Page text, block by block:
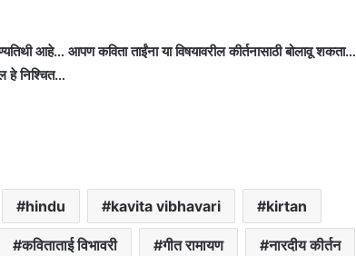
आहे… आपण कविता ताईंना या विषयावरील कीर्तनासाठी बोलावू शकता…
हे निश्चित…
hindu kavita vibhavari kirtan
कविताताई विभावरी गीत रामायण नारदीय कीर्तन